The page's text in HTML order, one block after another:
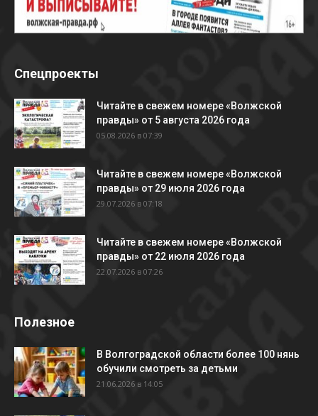
Спецпроекты
Читайте в свежем номере «Волжской
правды» от 5 августа 2026 года
05.08.2026 в 07:39
Читайте в свежем номере «Волжской
правды» от 29 июля 2026 года
29.07.2026 в 07:18
Читайте в свежем номере «Волжской
правды» от 22 июля 2026 года
22.07.2026 в 07:26
Полезное
В Волгоградской области более 100 нянь
обучили смотреть за детьми
21.06.2026 в 14:05